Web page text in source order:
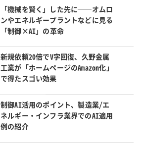
「機械を賢く」した先に──オムロ
ンやエネルギープラントなどに見る
「制御×AI」の革命
新規依頼20倍でV字回復、久野金属
工業が「ホームページのAmazon化」
で得たスゴい効果
制御AI活用のポイント、製造業/エ
ネルギー・インフラ業界でのAI適用
例の紹介